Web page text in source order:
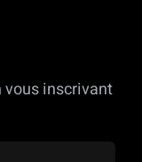
vous inscrivant